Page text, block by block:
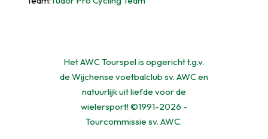
Het AWC Tourspel is opgericht t.g.v.
de Wijchense voetbalclub sv. AWC en
natuurlijk uit liefde voor de
wielersport! ©1991-2026 -
Tourcommissie sv. AWC.